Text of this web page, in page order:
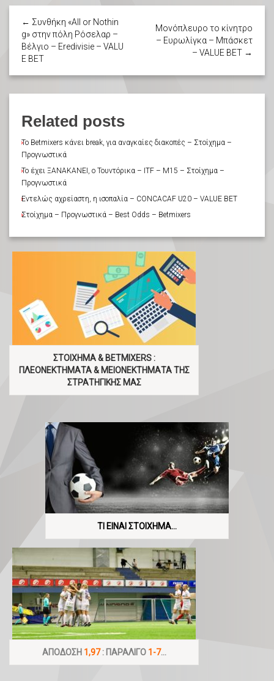
← Συνθήκη «All or Nothin
g» στην πόλη Ρόσελαρ –
Βέλγιο – Eredivisie – VALU
E BET
Μονόπλευρο το κίνητρο
– Ευρωλίγκα – Μπάσκετ
– VALUE BET →
Related posts
Το Betmixers κάνει break, για αναγκαίες διακοπές – Στοίχημα –
Προγνωστικά
Το έχει ΞΑΝΑΚΑΝΕΙ, ο Τουντόρικα – ITF – M15 – Στοίχημα –
Προγνωστικά
Εντελώς αχρείαστη, η ισοπαλία – CONCACAF U20 – VALUE BET
Στοίχημα – Προγνωστικά – Best Odds – Betmixers
ΣΤΟΙΧΗΜΑ & BETMIXERS :
ΠΛΕΟΝΕΚΤΗΜΑΤΑ & ΜΕΙΟΝΕΚΤΗΜΑΤΑ ΤΗΣ
ΣΤΡΑΤΗΓΙΚΗΣ ΜΑΣ
ΤΙ ΕΙΝΑΙ ΣΤΟΙΧΗΜΑ…
ΑΠΟΔΟΣΗ 1,97: ΠΑΡΑΛΙΓΟ 1-7…